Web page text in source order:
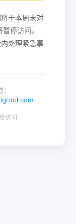
于本周末对
停访问。
处理紧急事
访问